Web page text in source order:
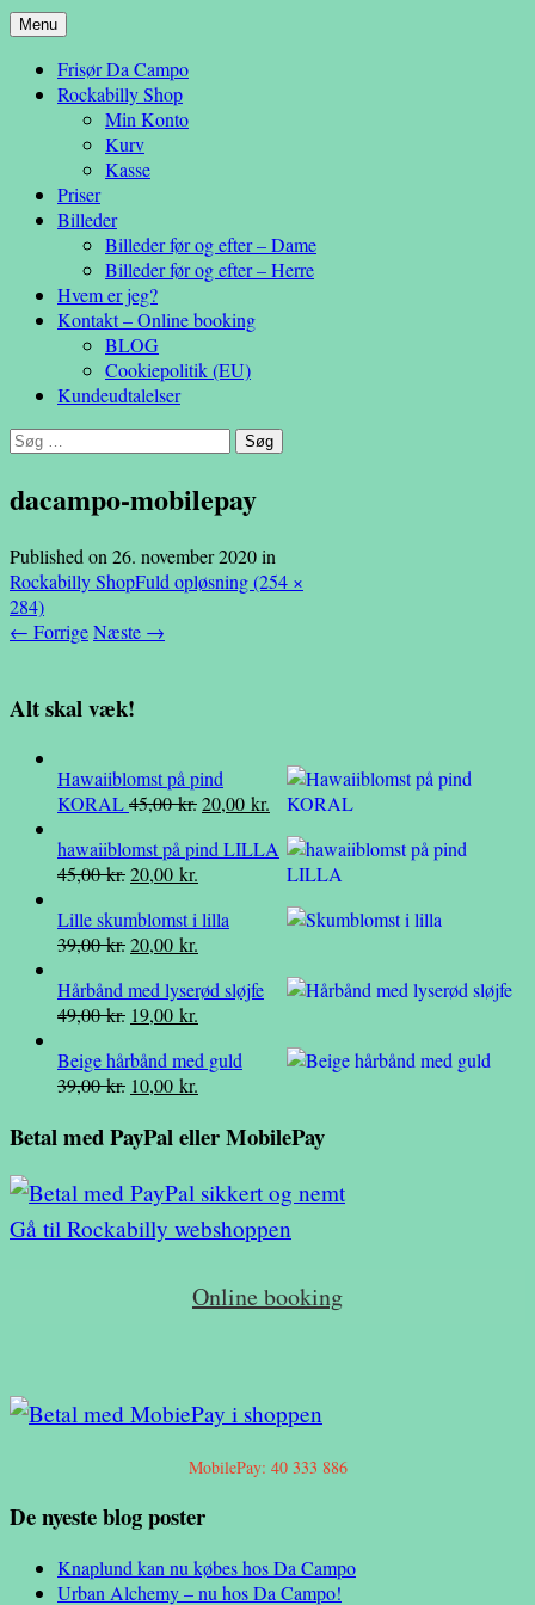
Da Campo
– en anderledes frisøroplevelse
Menu Hop
indhold
Frisør Da Campo
Rockabilly Shop
Min Konto
Kurv
Kasse
Priser
Billeder
Billeder før og efter – Dame
Billeder før og efter – Herre
Hvem er jeg?
Kontakt – Online booking
BLOG
Cookiepolitik (EU)
Kundeudtalelser
Søg
dacampo-mobilepay
Published on 26. november 2020in
Rockabilly ShopFuld opløsning (254 ×
284)
← ForrigeNæste →
Alt skal væk!
Hawaiiblomst på pind
KORAL45,00kr.Den
pris
20,00 kr. Den
pris
er:
20,00 kr..
hawaiiblomst på pind LILLA
45,00kr.Den
pris
var:
20,00 kr.
pris
er:
Lille skumblomst i lilla
39,00kr.Den
pris
var:
20,00 kr.
pris
er:
Hårbånd med lyserød sløjfe
49,00kr. Den
pris
var:
19,00 kr.
pris
er:
Beige hårbånd med guld
39,00kr. Den
pris
39,00 kr..
10,00 kr.
pris
10,00 kr..
Betal med PayPal eller MobilePay
Gå til Rockabilly webshoppen
Online booking
MobilePay: 40 333 886
De nyeste blog poster
Knaplund kan nu købes hos Da Campo
Urban Alchemy – nu hos Da Campo!